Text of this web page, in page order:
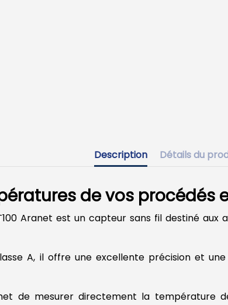
Description Détails du
de vos procédés
Aranet est un capteur sans fil destiné
A, il offre une excellente précision et
de mesurer directement la température